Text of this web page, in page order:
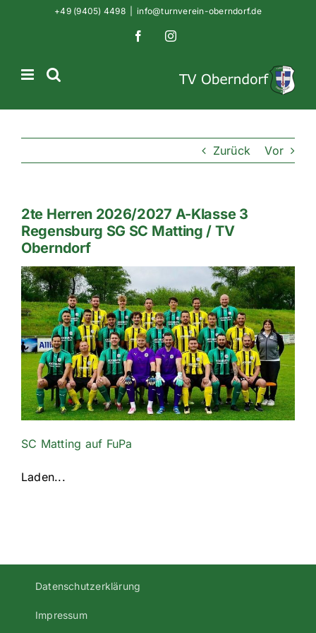
+49 (9405) 4498 info@turnverein-oberndorf.de
FacebookInstagram
Zurück Vor
2te Herren 2026/2027 A-Klasse 3
Regensburg SG SC Matting / TV
Oberndorf
SC Matting auf FuPa
Laden...
Datenschutzerklärung
Impressum